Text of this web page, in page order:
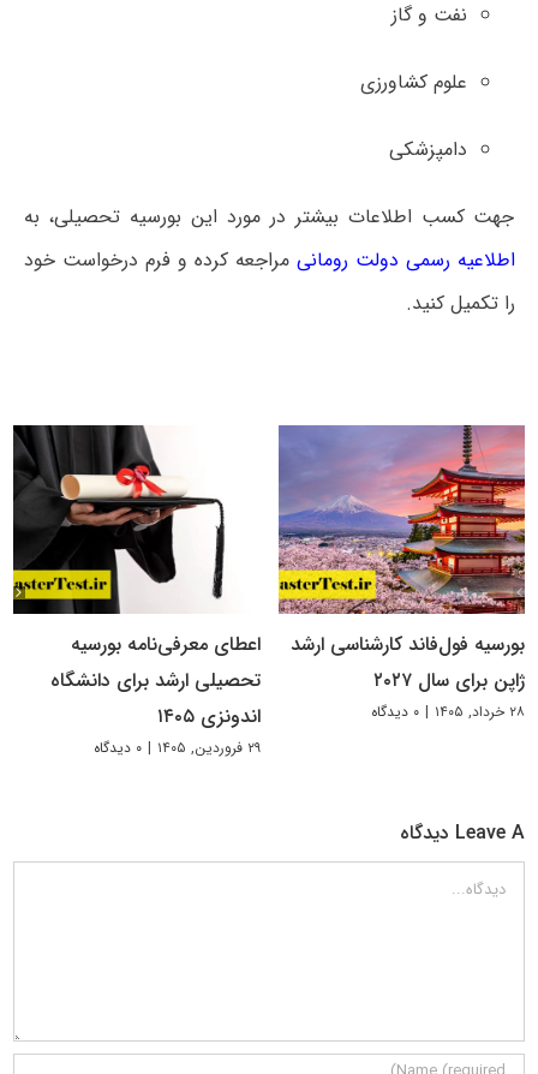
نفت و گاز
علوم کشاورزی
دامپزشکی
جهت کسب اطلاعات بیشتر در مورد این بورسیه تحصیلی، به
اطلاعیه رسمی دولت رومانی مراجعه کرده و فرم درخواست خود
را تکمیل کنید.
بورسیه فول‌فاند کارشناسی ارشد
ژاپن برای سال ۲۰۲۷
۲۸ خرداد, ۱۴۰۵ | ۰ دیدگاه
اعطای معرفی‌نامه بورسیه
تحصیلی ارشد برای دانشگاه
اندونزی ۱۴۰۵
۲۹ فروردین, ۱۴۰۵ | ۰ دیدگاه
Leave A دیدگاه
دیدگاه